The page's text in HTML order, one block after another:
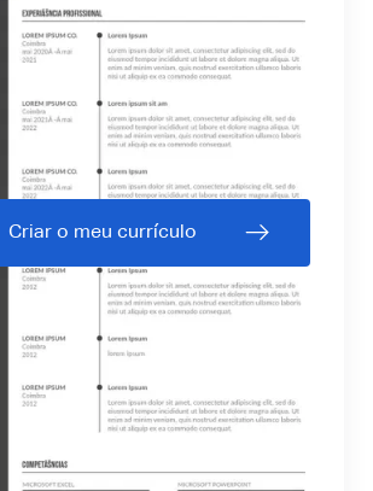
Criar o meu currículo